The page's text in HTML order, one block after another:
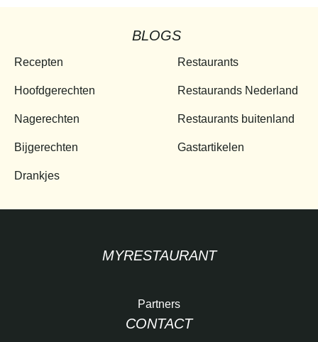
BLOGS
Recepten
Hoofdgerechten
Nagerechten
Bijgerechten
Drankjes
Restaurants
Restaurands Nederland
Restaurants buitenland
Gastartikelen
MYRESTAURANT
Partners
CONTACT